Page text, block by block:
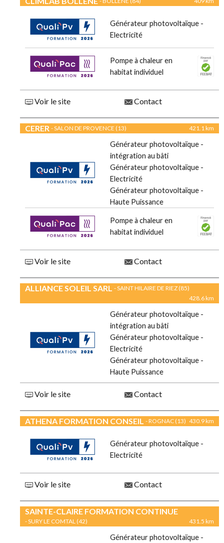
Générateur photovoltaïque -
Electricité
Pompe à chaleur en
habitat individuel
Voir le site Contact
CERER - SALON DE PROVENCE (13) 421.1 km
Générateur photovoltaïque -
intégration au bâti
Générateur photovoltaïque -
Electricité
Générateur photovoltaïque -
Haute Puissance
Pompe à chaleur en
habitat individuel
Voir le site Contact
ALLIANCE SOLEIL SARL - SAINT HILAIRE DE RIEZ (85)
428.6 km
Générateur photovoltaïque -
intégration au bâti
Générateur photovoltaïque -
Electricité
Générateur photovoltaïque -
Haute Puissance
Voir le site Contact
ATHENA FORMATION CONSEIL - ROGNAC (13) 430.9 km
Générateur photovoltaïque -
Electricité
Voir le site Contact
SAINTE-CLAIRE FORMATION CONTINUE
- SURY LE COMTAL (42) 431.5 km
Générateur photovoltaïque -